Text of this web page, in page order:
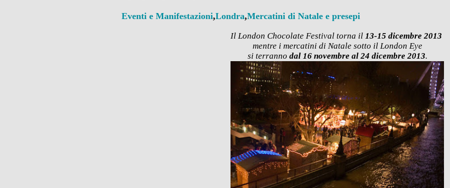
Eventi e Manifestazioni,Londra,Mercatini di Natale e presepi
Il London Chocolate Festival torna il 13-15 dicembre 2013
mentre i mercatini di Natale sotto il London Eye
si terranno dal 16 novembre al 24 dicembre 2013.